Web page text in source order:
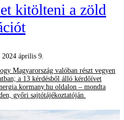
kitölteni a zöld
2024 április 9.
Magyarország valóban részt vegyen
a 13 kérdésből álló kérdőívet
oldalon – mondta
győri sajtótájékoztatóján.